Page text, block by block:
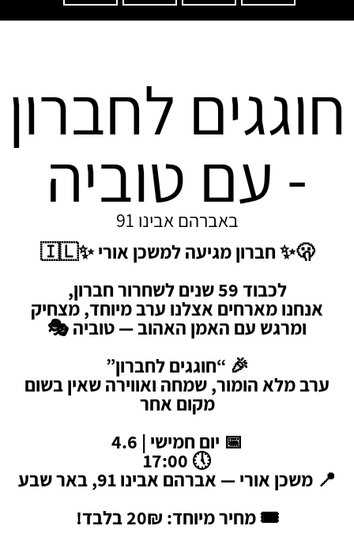
חוגגים לחברון
- עם טוביה
באברהם אבינו 91
🫢✨ חברון מגיעה למשכן אורי ✨🇮🇱
לכבוד 59 שנים לשחרור חברון,
אנחנו מארחים אצלנו ערב מיוחד, מצחיק
ומרגש עם האמן האהוב — טוביה 🎭
🎉 “חוגגים לחברון”
ערב מלא הומור, שמחה ואווירה שאין בשום
מקום אחר
📅 יום חמישי | 4.6
🕔 17:00
📍 משכן אורי — אברהם אבינו 91, באר שבע
🎟️ מחיר מיוחד: 20₪ בלבד!